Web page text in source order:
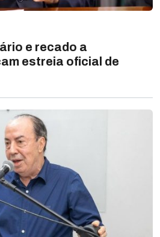
e recado a
estreia oficial de